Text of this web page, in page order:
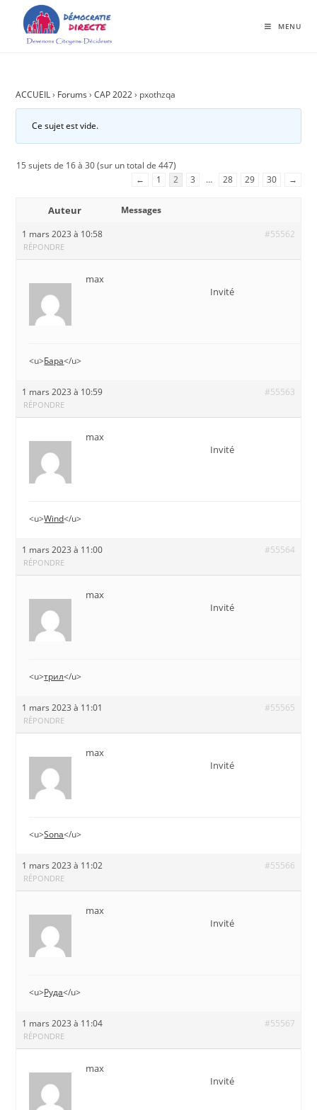
MENU
ACCUEIL › Forums › CAP 2022 › pxothzqa
Ce sujet est vide.
15 sujets de 16 à 30 (sur un total de 447)
←
1 2 3 … 28 29 30 →
Auteur
Messages
1 mars 2023 à 10:58
#55562
RÉPONDRE
max
Invité
<u>Бара</u>
1 mars 2023 à 10:59 #55563
RÉPONDRE
max
Invité
<u>Wind</u>
1 mars 2023 à 11:00 #55564
RÉPONDRE
max
Invité
<u>трил</u>
1 mars 2023 à 11:01 #55565
RÉPONDRE
max
Invité
<u>Sona</u>
1 mars 2023 à 11:02 #55566
RÉPONDRE
max
Invité
<u>Руда</u>
1 mars 2023 à 11:04 #55567
RÉPONDRE
max
Invité